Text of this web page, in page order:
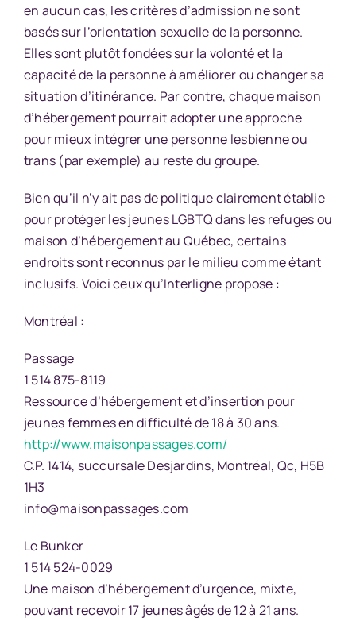
en aucun cas, les critères d’admission ne sont
basés sur l’orientation sexuelle de la personne.
Elles sont plutôt fondées sur la volonté et la
capacité de la personne à améliorer ou changer sa
situation d’itinérance. Par contre, chaque maison
d’hébergement pourrait adopter une approche
pour mieux intégrer une personne lesbienne ou
trans (par exemple) au reste du groupe.
Bien qu’il n’y ait pas de politique clairement établie
pour protéger les jeunes LGBTQ dans les refuges ou
maison d’hébergement au Québec, certains
endroits sont reconnus par le milieu comme étant
inclusifs. Voici ceux qu’Interligne propose :
Montréal :
Passage
1 514 875-8119
Ressource d’hébergement et d’insertion pour
jeunes femmes en difficulté de 18 à 30 ans.
http://www.maisonpassages.com/
C.P. 1414, succursale Desjardins, Montréal, Qc, H5B
1H3
info@maisonpassages.com
Le Bunker
1 514 524-0029
Une maison d’hébergement d’urgence, mixte,
pouvant recevoir 17 jeunes âgés de 12 à 21 ans.